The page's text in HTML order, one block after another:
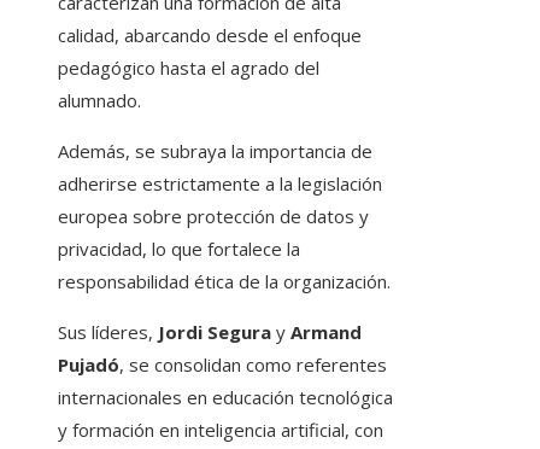
calidad, abarcando desde el enfoque
pedagógico hasta el agrado del
alumnado.
Además, se subraya la importancia de
adherirse estrictamente a la legislación
europea sobre protección de datos y
privacidad, lo que fortalece la
responsabilidad ética de la organización.
Sus líderes, Jordi Segura y Armand
Pujadó, se consolidan como referentes
internacionales en educación tecnológica
y formación en inteligencia artificial, con